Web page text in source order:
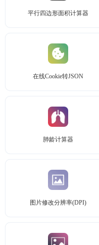
平行四边形面积计算器
在线Cookie转JSON
肺龄计算器
图片修改分辨率(DPI)